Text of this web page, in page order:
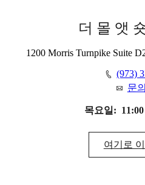
더 몰 앳
1200 Morris Turnpike Suite
(973)
문
목요일:
여기로